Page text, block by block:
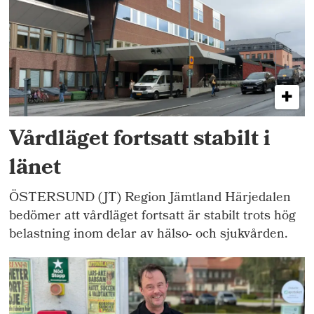
Vårdläget fortsatt stabilt i
länet
ÖSTERSUND (JT) Region Jämtland Härjedalen
bedömer att vårdläget fortsatt är stabilt trots hög
belastning inom delar av hälso- och sjukvården.